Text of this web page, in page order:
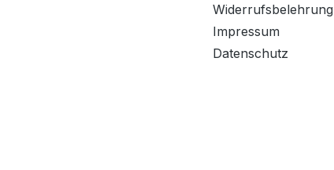
Widerrufsbelehrung
Impressum
Datenschutz